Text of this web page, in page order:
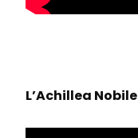
L’Achillea Nobile